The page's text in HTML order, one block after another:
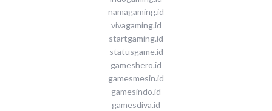
namagaming.id
vivagaming.id
startgaming.id
statusgame.id
gameshero.id
gamesmesin.id
gamesindo.id
gamesdiva.id